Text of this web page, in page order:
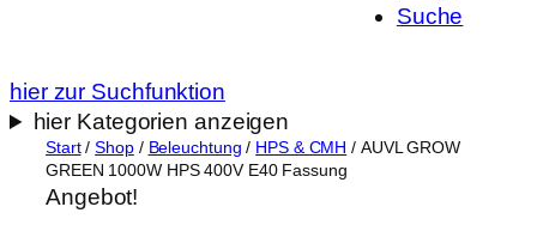
Suche
hier zur Suchfunktion
hier Kategorien anzeigen
Start/Shop/ Beleuchtung / HPS & CMH / AUVL GROW
GREEN 1000W HPS 400V E40 Fassung
Angebot!